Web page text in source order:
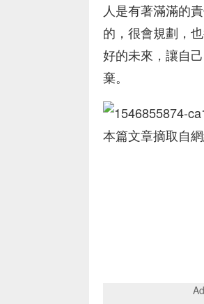
人是有著滿滿的
的，很會規劃，
好的未來，讓自
棄。
本篇文章摘取自